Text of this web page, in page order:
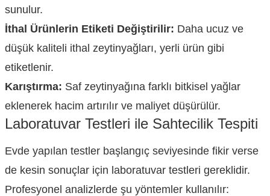
sunulur.
İthal Ürünlerin Etiketi Değiştirilir: Daha ucuz ve
düşük kaliteli ithal zeytinyağları, yerli ürün gibi
etiketlenir.
Karıştırma: Saf zeytinyağına farklı bitkisel yağlar
eklenerek hacim artırılır ve maliyet düşürülür.
Laboratuvar Testleri ile Sahtecilik Tespiti
Evde yapılan testler başlangıç seviyesinde fikir verse
de kesin sonuçlar için laboratuvar testleri gereklidir.
Profesyonel analizlerde şu yöntemler kullanılır: